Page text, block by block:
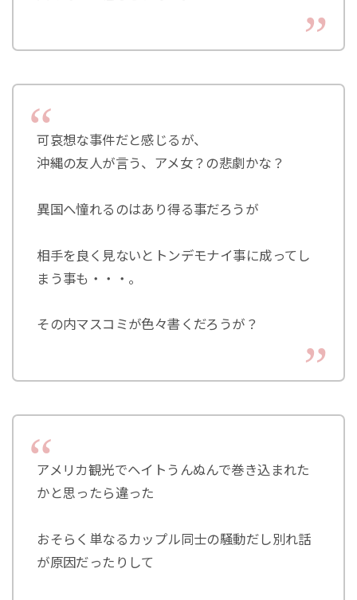
可哀想な事件だと感じるが、
沖縄の友人が言う、アメ女？の悲劇かな？
異国へ憧れるのはあり得る事だろうが
相手を良く見ないとトンデモナイ事に成ってし
まう事も・・・。
その内マスコミが色々書くだろうが？
アメリカ観光でヘイトうんぬんで巻き込まれた
かと思ったら違った
おそらく単なるカップル同士の騒動だし別れ話
が原因だったりして